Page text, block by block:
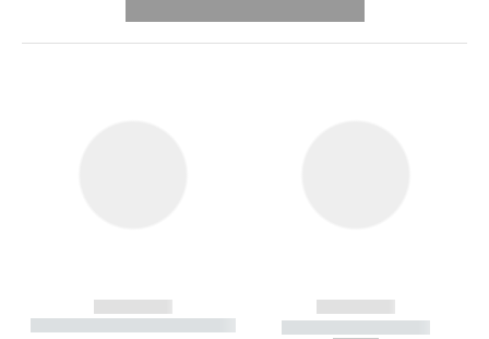
------------
----------- ----------- --------
------------
----------- -----------